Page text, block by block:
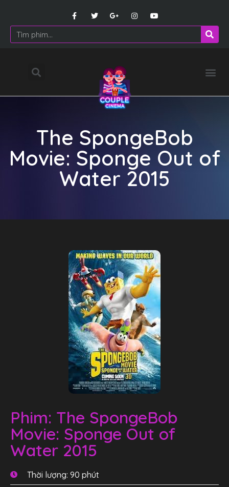
The SpongeBob
Movie: Sponge Out of
Water 2015
Phim: The SpongeBob
Movie: Sponge Out of
Water 2015
Thời lượng: 90 phút